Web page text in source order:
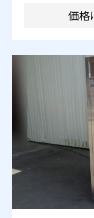
価格